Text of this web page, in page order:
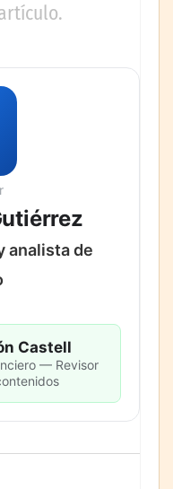
analista de
Castell
— Revisor